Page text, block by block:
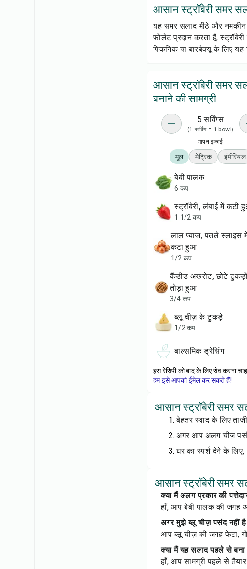
आसान स्ट्रॉबेरी समर
यह समर सलाद मीठे और नमकीन
फोलेट प्रदान करता है,
पिकनिक या बारबेक्यू के लिए
आसान स्ट्रॉबेरी समर
बनाने की सामग्री
5 सर्विंग्स
(1 सर्विंग = 1 bowl)
मापन इकाई
मूल मेट्रिक इंपीरियल
बेबी पालक
6 कप
स्ट्रॉबेरी, लंबाई में कटी
1 1/2 कप
लाल प्याज, पतले स्लाइस में
कटा हुआ
1/2 कप
कैंडीड अखरोट, छोटे टुकड़ों में
तोड़ा हुआ
3/4 कप
ब्लू चीज़ के टुकड़े
1/2 कप
बाल्समिक ड्रेसिंग
इस रेसिपी को बाद के लिए सेव करना
हम इसे आपको ईमेल कर सकते हैं!
आसान स्ट्रॉबेरी समर
बेहतर स्वाद के लिए
अगर आप अलग चीज़
घर का स्पर्श देने के
आसान स्ट्रॉबेरी समर
क्या मैं अलग प्रकार की
हाँ, आप बेबी पालक की जगह
अगर मुझे ब्लू चीज़ पसंद नहीं है
आप ब्लू चीज़ की जगह फेटा,
क्या मैं यह सलाद पहले से
हाँ, आप सामग्री पहले से